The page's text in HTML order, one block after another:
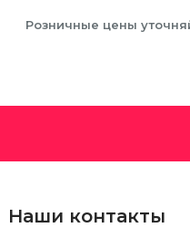
Розничные цены
Наши контакты